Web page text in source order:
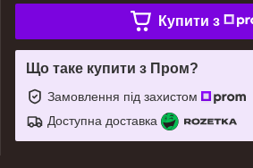
Купити з
Що таке купити з Пром?
Замовлення під захистом
Доступна доставка